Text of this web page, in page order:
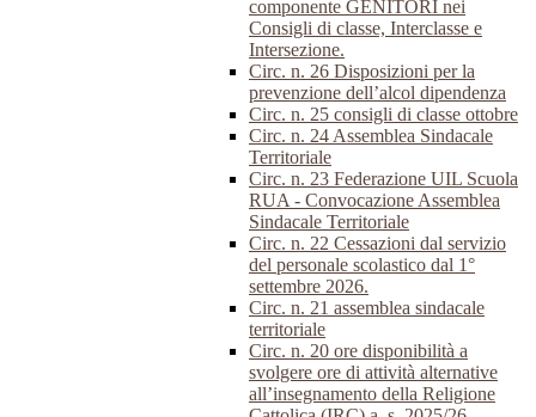
componente GENITORI nei
Consigli di classe, Interclasse e
Intersezione.
Circ. n. 26 Disposizioni per la
prevenzione dell’alcol dipendenza
Circ. n. 25 consigli di classe ottobre
Circ. n. 24 Assemblea Sindacale
Territoriale
Circ. n. 23 Federazione UIL Scuola
RUA - Convocazione Assemblea
Sindacale Territoriale
Circ. n. 22 Cessazioni dal servizio
del personale scolastico dal 1°
settembre 2026.
Circ. n. 21 assemblea sindacale
territoriale
Circ. n. 20 ore disponibilità a
svolgere ore di attività alternative
all’insegnamento della Religione